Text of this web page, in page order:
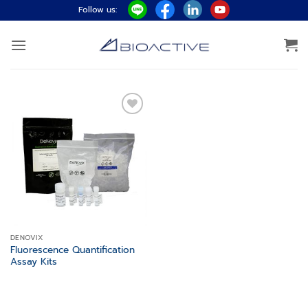
ไป
ยัง
Follow us:
wishlist
DENOVIX
Fluorescence Quantification
Assay Kits